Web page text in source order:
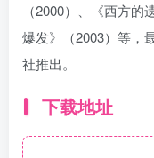
（2000）、《西方
爆发》（2003）等，
社推出。
下载地址